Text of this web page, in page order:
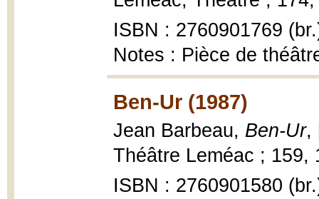
ISBN : 2760901769
Notes : Pièce de
Ben-Ur (1987)
Jean Barbeau, Ben-Ur,
Théâtre Leméac ; 159,
ISBN : 2760901580